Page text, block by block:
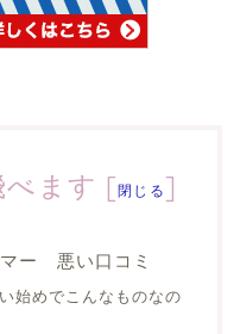
ます [閉じる]
ー 悪い口コミ
始めでこんなものなの